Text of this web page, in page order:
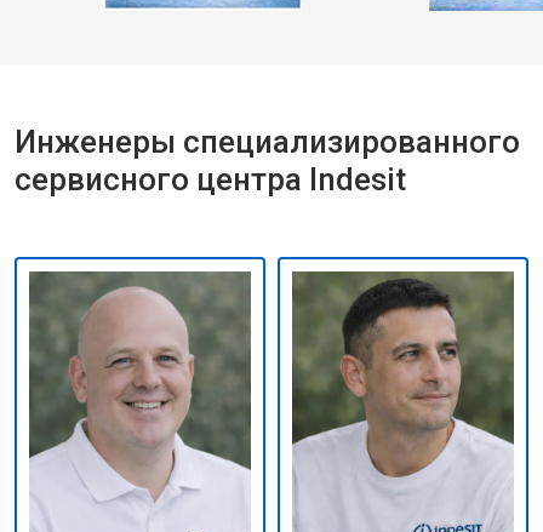
Инженеры специализированного
сервисного центра Indesit